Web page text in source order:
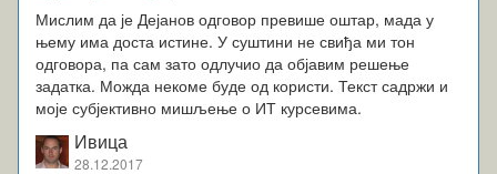
Мислим да је Дејанов одговор превише оштар, мада у
њему има доста истине. У суштини не свиђа ми тон
одговора, па сам зато одлучио да објавим решење
задатка. Можда некоме буде од користи. Текст садржи и
моје субјективно мишљење о ИТ курсевима.
Ивица
28.12.2017